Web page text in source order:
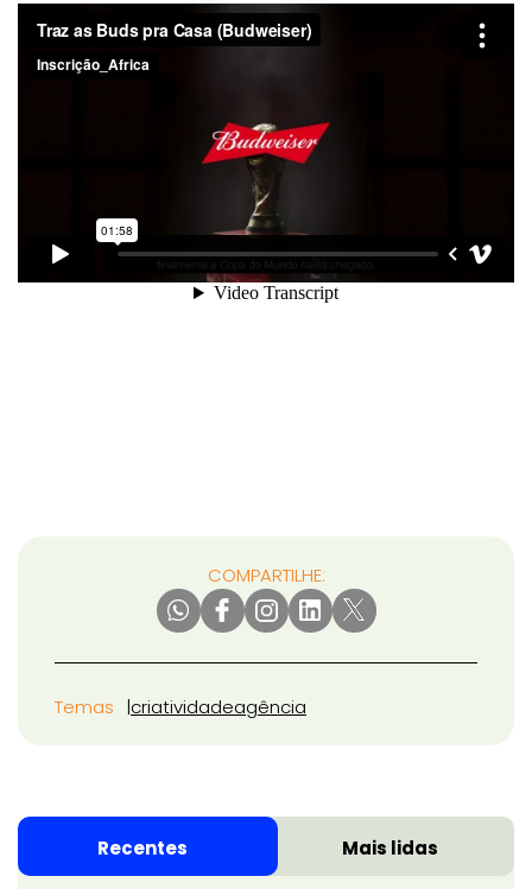
COMPARTILHE:
Temas criatividadeagência
Recentes Mais lidas